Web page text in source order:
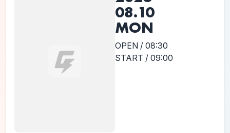
08.10
MON
OPEN / 08:30
START / 09:00